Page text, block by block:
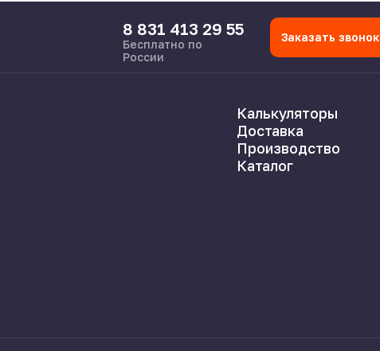
Заказать звонок
8 831 413 29 55
Бесплатно по
России
Калькуляторы
Доставка
Производство
Каталог